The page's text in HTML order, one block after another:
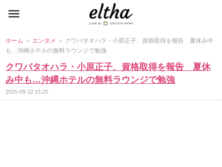
ホーム ＞ エンタメ ＞ クワバタオハラ・小原正子、資格取得を報告 夏休み中
も…沖縄ホテルの無料ラウンジで勉強
クワバタオハラ・小原正子、資格取得を報告 夏休
み中も…沖縄ホテルの無料ラウンジで勉強
2025-09-12 15:25